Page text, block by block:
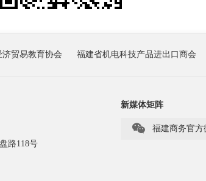
贸易教育协会 福建省机电科技产品进出口商会
路118号
新媒体矩阵
 福建商务官方